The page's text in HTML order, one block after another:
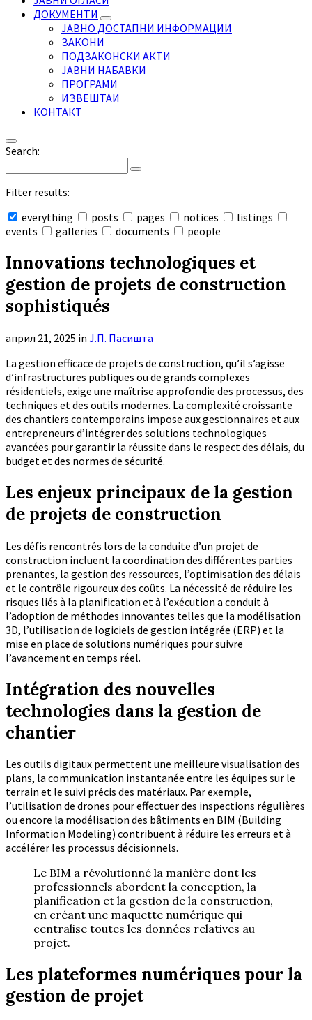
ДОКУМЕНТИ
ЈАВНО ДОСТАПНИ ИНФОРМАЦИИ
ЗАКОНИ
ПОДЗАКОНСКИ АКТИ
ЈАВНИ НАБАВКИ
ПРОГРАМИ
ИЗВЕШТАИ
КОНТАКТ
Search:
Filter results:
everything
posts pages notices
listings
events
galleries documents people
search
Innovations technologiques et
gestion de projets de construction
sophistiqués
април 21, 2025 in Ј.П. Пасишта
La gestion efficace de projets de construction, qu’il s’agisse
d’infrastructures publiques ou de grands complexes
résidentiels, exige une maîtrise approfondie des processus, des
techniques et des outils modernes. La complexité croissante
des chantiers contemporains impose aux gestionnaires et aux
entrepreneurs d’intégrer des solutions technologiques
avancées pour garantir la réussite dans le respect des délais, du
budget et des normes de sécurité.
Les enjeux principaux de la gestion
de projets de construction
Les défis rencontrés lors de la conduite d’un projet de
construction incluent la coordination des différentes parties
prenantes, la gestion des ressources, l’optimisation des délais
et le contrôle rigoureux des coûts. La nécessité de réduire les
risques liés à la planification et à l’exécution a conduit à
l’adoption de méthodes innovantes telles que la modélisation
3D, l’utilisation de logiciels de gestion intégrée (ERP) et la
mise en place de solutions numériques pour suivre
l’avancement en temps réel.
Intégration des nouvelles
technologies dans la gestion de
chantier
Les outils digitaux permettent une meilleure visualisation des
plans, la communication instantanée entre les équipes sur le
terrain et le suivi précis des matériaux. Par exemple,
l’utilisation de drones pour effectuer des inspections régulières
ou encore la modélisation des bâtiments en BIM (Building
Information Modeling) contribuent à réduire les erreurs et à
accélérer les processus décisionnels.
Le BIM a révolutionné la manière dont les
professionnels abordent la conception, la
planification et la gestion de la construction,
en créant une maquette numérique qui
centralise toutes les données relatives au
projet.
Les plateformes numériques pour la
gestion de projet